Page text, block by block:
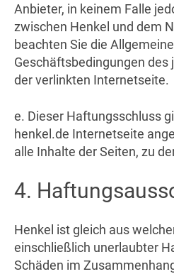
Anbieter, in keinem Falle
zwischen Henkel und dem
beachten Sie die
Geschäftsbedingungen
der verlinkten Internetseite.
e. Dieser Haftungsschluss
henkel.de Internetseite
alle Inhalte der Seiten, zu
4.
Henkel ist gleich aus
einschließlich unerlaubter
Schäden im